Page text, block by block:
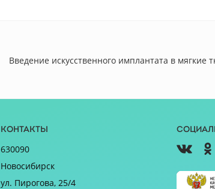
Введение искусственного имплантата в мягкие
Контакты
630090
Новосибирск
ул. Пирогова, 25/4